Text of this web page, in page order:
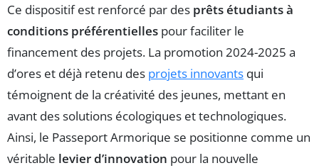
Ce dispositif est renforcé par des prêts étudiants à
conditions préférentielles pour faciliter le
financement des projets. La promotion 2024-2025 a
d’ores et déjà retenu des projets innovants qui
témoignent de la créativité des jeunes, mettant en
avant des solutions écologiques et technologiques.
Ainsi, le Passeport Armorique se positionne comme un
véritable levier d’innovation pour la nouvelle